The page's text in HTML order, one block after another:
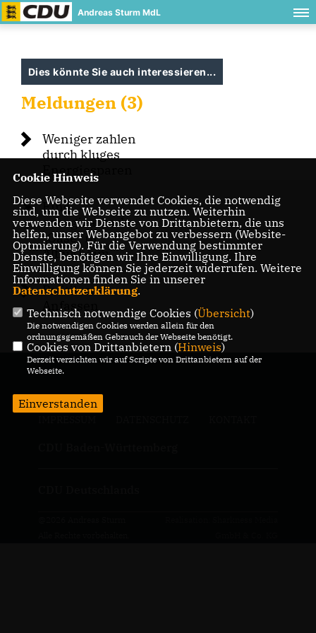
Andreas Sturm MdL
Dies könnte Sie auch interessieren...
Meldungen (3)
Weniger zahlen
durch kluges
Energiesparen
Eine
energieautarke
Oase“ in
Altlußheim
Politik zum
Anfassen
Cookie Hinweis
Diese Webseite verwendet Cookies, die notwendig
sind, um die Webseite zu nutzen. Weiterhin
verwenden wir Dienste von Drittanbietern, die uns
helfen, unser Webangebot zu verbessern (Website-
Optmierung). Für die Verwendung bestimmter
Dienste, benötigen wir Ihre Einwilligung. Ihre
Einwilligung können Sie jederzeit widerrufen. Weitere
Informationen finden Sie in unserer
Datenschutzerklärung.
Technisch notwendige Cookies (Übersicht)
Die notwendigen Cookies werden allein für den
ordnungsgemäßen Gebrauch der Webseite benötigt.
Cookies von Drittanbietern (Hinweis)
Derzeit verzichten wir auf Scripte von Drittanbietern auf der
Webseite.
Einverstanden